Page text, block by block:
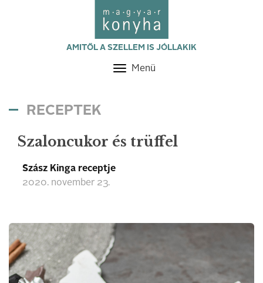
AMITŐL A SZELLEM IS JÓLLAKIK
Toggle
Menü
RECEPTEK
Szaloncukor és trüffel
Szász Kinga receptje
2020. november 23.